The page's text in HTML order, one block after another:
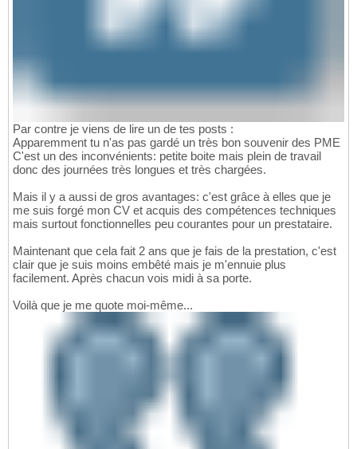
Par contre je viens de lire un de tes posts :
Apparemment tu n'as pas gardé un très bon souvenir des PME
C'est un des inconvénients: petite boite mais plein de travail
donc des journées très longues et très chargées.
Mais il y a aussi de gros avantages: c'est grâce à elles que je
me suis forgé mon CV et acquis des compétences techniques
mais surtout fonctionnelles peu courantes pour un prestataire.
Maintenant que cela fait 2 ans que je fais de la prestation, c'est
clair que je suis moins embêté mais je m'ennuie plus
facilement. Après chacun vois midi à sa porte.
Voilà que je me quote moi-même...